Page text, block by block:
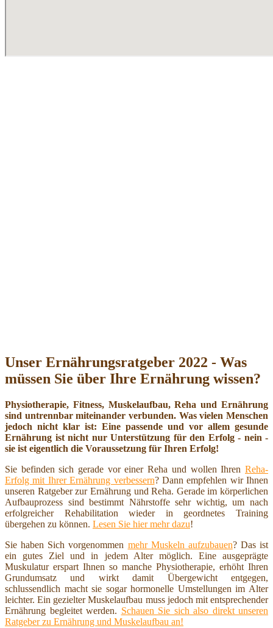
Unser Ernährungsratgeber 2022 - Was
müssen Sie über Ihre Ernährung wissen?
Physiotherapie, Fitness, Muskelaufbau, Reha und Ernährung
sind untrennbar miteinander verbunden. Was vielen Menschen
jedoch nicht klar ist: Eine passende und vor allem gesunde
Ernährung ist nicht nur Unterstützung für den Erfolg - nein -
sie ist eigentlich die Voraussetzung für Ihren Erfolg!
Sie befinden sich gerade vor einer Reha und wollen Ihren Reha-
Erfolg mit Ihrer Ernährung verbessern? Dann empfehlen wir Ihnen
unseren Ratgeber zur Ernährung und Reha. Gerade im körperlichen
Aufbauprozess sind bestimmt Nährstoffe sehr wichtig, um nach
erfolgreicher Rehabilitation wieder in geordnetes Training
übergehen zu können. Lesen Sie hier mehr dazu!
Sie haben Sich vorgenommen mehr Muskeln aufzubauen? Das ist
ein gutes Ziel und in jedem Alter möglich. Eine ausgeprägte
Muskulatur erspart Ihnen so manche Physiotherapie, erhöht Ihren
Grundumsatz und wirkt damit Übergewicht entgegen,
schlussendlich macht sie sogar hormonelle Umstellungen im Alter
leichter. Ein gezielter Muskelaufbau muss jedoch mit entsprechender
Ernährung begleitet werden. Schauen Sie sich also direkt unseren
Ratgeber zu Ernährung und Muskelaufbau an!